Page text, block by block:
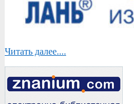
Читать далее....